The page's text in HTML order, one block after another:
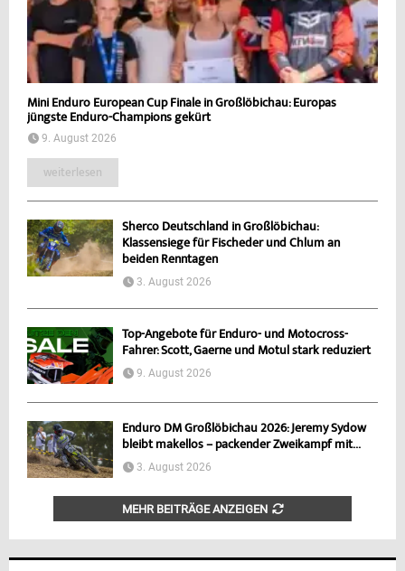
Mini Enduro European Cup Finale in Großlöbichau: Europas
jüngste Enduro-Champions gekürt
9. August 2026
weiterlesen
Sherco Deutschland in Großlöbichau:
Klassensiege für Fischeder und Chlum an
beiden Renntagen
3. August 2026
Top-Angebote für Enduro- und Motocross-
Fahrer: Scott, Gaerne und Motul stark reduziert
9. August 2026
Enduro DM Großlöbichau 2026: Jeremy Sydow
bleibt makellos – packender Zweikampf mit...
3. August 2026
MEHR BEITRÄGE ANZEIGEN